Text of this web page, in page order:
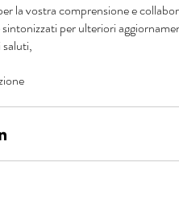
la vostra comprensione e
per ulteriori